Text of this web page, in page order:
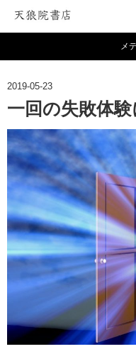
メ
2019-05-23
一回の失敗体